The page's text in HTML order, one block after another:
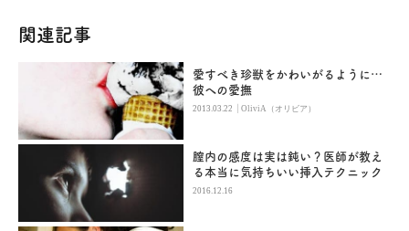
関連記事
愛すべき珍獣をかわいがるように…
彼への愛撫
2013.03.22 |OliviA（オリビア）
膣内の感度は実は鈍い？医師が教え
る本当に気持ちいい挿入テクニック
2016.12.16